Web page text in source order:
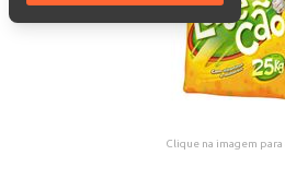
Clique na imagem para